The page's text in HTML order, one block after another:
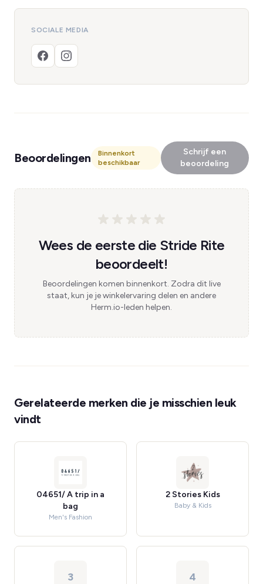
SOCIALE MEDIA
Beoordelingen
Binnenkort
beschikbaar
Schrijf een
beoordeling
Wees de eerste die Stride Rite
beoordeelt!
Beoordelingen komen binnenkort. Zodra dit live
staat, kun je je winkelervaring delen en andere
Herm.io-leden helpen.
Gerelateerde merken die je misschien leuk
vindt
04651/ A trip in a
bag
Men's Fashion
2 Stories Kids
Baby & Kids
3 4